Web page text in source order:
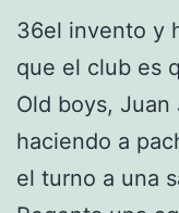
36el invento y
que el club es
Old boys,
haciendo a
el turno a una